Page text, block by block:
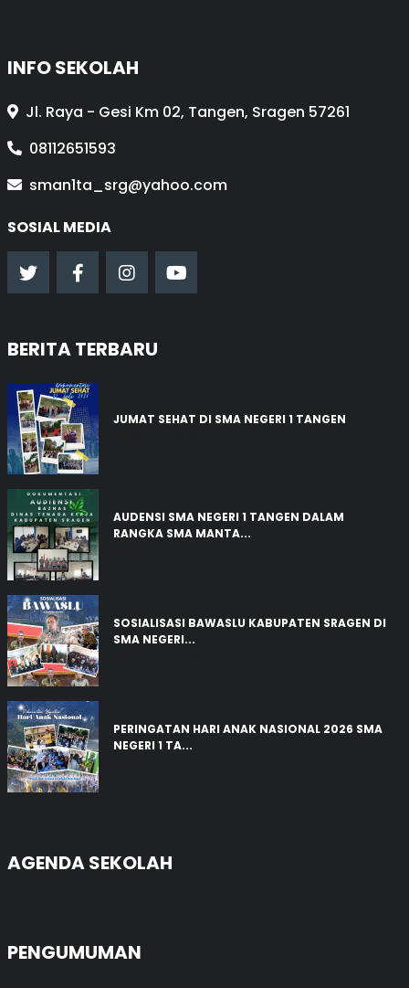
INFO SEKOLAH
Jl. Raya - Gesi Km 02, Tangen, Sragen 57261
08112651593
sman1ta_srg@yahoo.com
SOSIAL MEDIA
BERITA TERBARU
JUMAT SEHAT DI SMA NEGERI 1 TANGEN
AUDENSI SMA NEGERI 1 TANGEN DALAM
RANGKA SMA MANTA...
SOSIALISASI BAWASLU KABUPATEN SRAGEN DI
SMA NEGERI...
PERINGATAN HARI ANAK NASIONAL 2026 SMA
NEGERI 1 TA...
AGENDA SEKOLAH
PENGUMUMAN